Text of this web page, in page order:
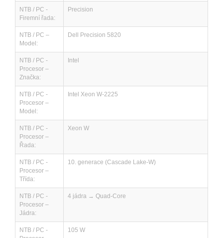
NTB / PC -
Firemní řada:
Precision
NTB / PC –
Model:
Dell Precision 5820
NTB / PC -
Procesor –
Značka:
Intel
NTB / PC -
Procesor –
Model:
Intel Xeon W-2225
NTB / PC -
Procesor –
Řada:
Xeon W
NTB / PC -
Procesor –
Třída:
10. generace (Cascade Lake-W)
NTB / PC -
Procesor –
Jádra:
4 jádra → Quad-Core
NTB / PC -
105 W